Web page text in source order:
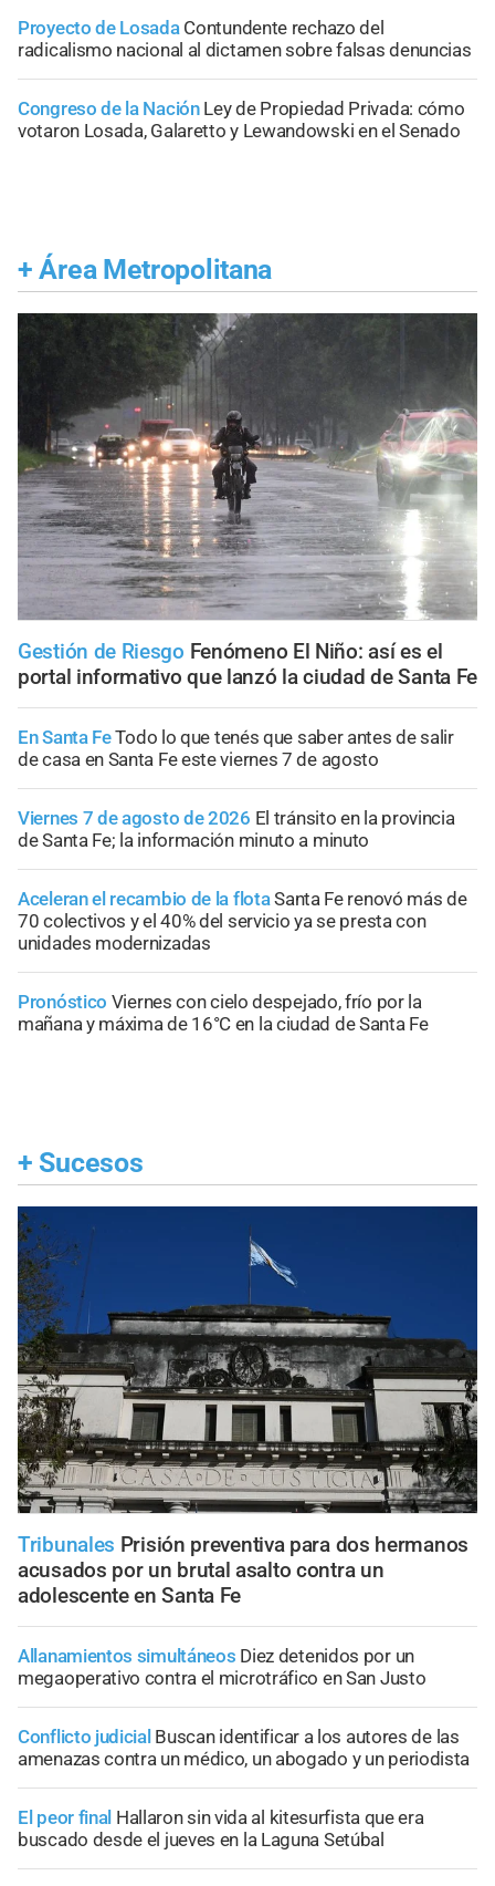
Proyecto de Losada Contundente rechazo del
radicalismo nacional al dictamen sobre falsas denuncias
Congreso de la Nación Ley de Propiedad Privada: cómo
votaron Losada, Galaretto y Lewandowski en el Senado
+ Área Metropolitana
Gestión de Riesgo Fenómeno El Niño: así es el
portal informativo que lanzó la ciudad de Santa Fe
En Santa FeTodo lo que tenés que saber antes de salir
de casa en Santa Fe este viernes 7 de agosto
Viernes 7 de agosto de 2026 El tránsito en la provincia
de Santa Fe; la información minuto a minuto
Aceleran el recambio de la flotaSanta Fe renovó más de
70 colectivos y el 40% del servicio ya se presta con
unidades modernizadas
Pronóstico Viernes con cielo despejado, frío por la
mañana y máxima de 16°C en la ciudad de Santa Fe
+ Sucesos
Tribunales Prisión preventiva para dos hermanos
acusados por un brutal asalto contra un
adolescente en Santa Fe
Allanamientos simultáneos Diez detenidos por un
megaoperativo contra el microtráfico en San Justo
Conflicto judicial Buscan identificar a los autores de las
amenazas contra un médico, un abogado y un periodista
El peor final Hallaron sin vida al kitesurfista que era
buscado desde el jueves en la Laguna Setúbal